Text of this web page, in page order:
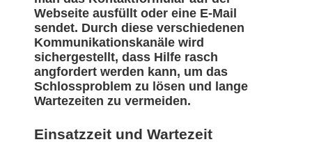
Webseite ausfüllt oder eine E-Mail
sendet. Durch diese verschiedenen
Kommunikationskanäle wird
sichergestellt, dass Hilfe rasch
angfordert werden kann, um das
Schlossproblem zu lösen und lange
Wartezeiten zu vermeiden.
Einsatzzeit und Wartezeit